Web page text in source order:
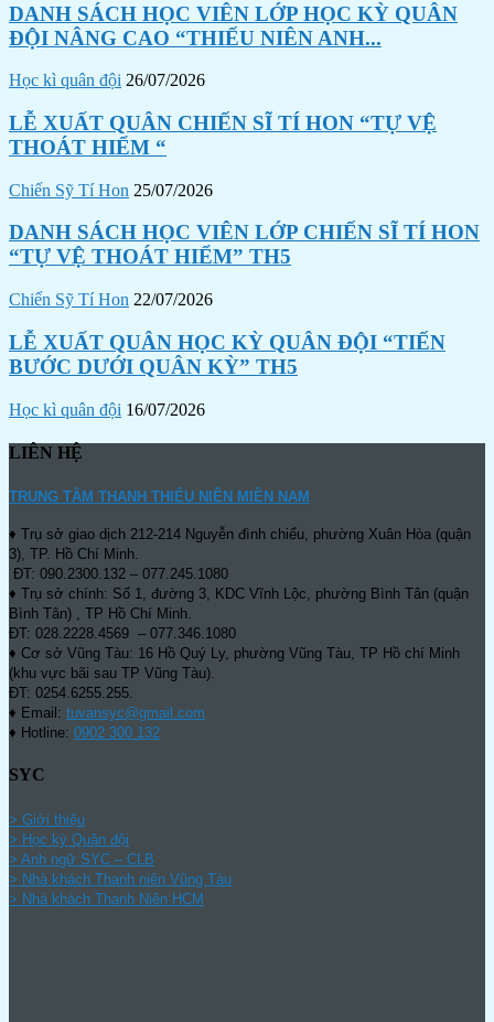
DANH SÁCH HỌC VIÊN LỚP HỌC KỲ QUÂN
ĐỘI NÂNG CAO “THIẾU NIÊN ANH...
Học kì quân đội 26/07/2026
LỄ XUẤT QUÂN CHIẾN SĨ TÍ HON “TỰ VỆ
THOÁT HIỂM “
Chiến Sỹ Tí Hon 25/07/2026
DANH SÁCH HỌC VIÊN LỚP CHIẾN SĨ TÍ HON
“TỰ VỆ THOÁT HIỂM” TH5
Chiến Sỹ Tí Hon 22/07/2026
LỄ XUẤT QUÂN HỌC KỲ QUÂN ĐỘI “TIẾN
BƯỚC DƯỚI QUÂN KỲ” TH5
Học kì quân đội 16/07/2026
LIÊN HỆ
TRUNG TÂM THANH THIẾU NIÊN MIỀN NAM
♦ Trụ sở giao dịch 212-214 Nguyễn đình chiểu, phường Xuân Hòa (quận
3), TP. Hồ Chí Minh.
ĐT: 090.2300.132 – 077.245.1080
♦ Trụ sở chính: Số 1, đường 3, KDC Vĩnh Lộc, phường Bình Tân (quận
Bình Tân) , TP Hồ Chí Minh.
ĐT: 028.2228.4569 – 077.346.1080
♦ Cơ sở Vũng Tàu: 16 Hồ Quý Ly, phường Vũng Tàu, TP Hồ chí Minh
(khu vực bãi sau TP Vũng Tàu).
ĐT: 0254.6255.255.
♦ Email: tuvansyc@gmail.com
♦ Hotline: 0902 300 132
SYC
> Giới thiệu
> Học kỳ Quân đội
> Anh ngữ SYC – CLB
> Nhà khách Thanh niên Vũng Tàu
> Nhà khách Thanh Niên HCM